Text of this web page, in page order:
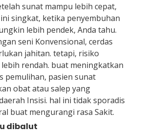
sunat mampu lebih cepat,
singkat, ketika penyembuhan
lebih pendek, Anda tahu.
seni Konvensional, cerdas
jahitan. tetapi, risiko
rendah. buat meningkatkan
pemulihan, pasien sunat
obat atau salep yang
Insisi. hal ini tidak sporadis
buat mengurangi rasa Sakit.
dibalut